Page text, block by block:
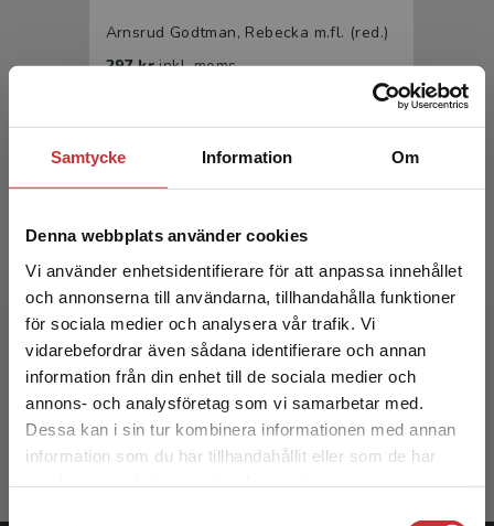
Samtycke Information Om
Denna webbplats använder cookies
Vi använder enhetsidentifierare för att anpassa innehållet
och annonserna till användarna, tillhandahålla funktioner
för sociala medier och analysera vår trafik. Vi
vidarebefordrar även sådana identifierare och annan
information från din enhet till de sociala medier och
annons- och analysföretag som vi samarbetar med.
Dessa kan i sin tur kombinera informationen med annan
information som du har tillhandahållit eller som de har
Begränsad fraktregion
Det verkar som att du besöker
studentlitteratur.se via en enhet utanför Sverige.
Vi erbjuder inte leveranser utanför Sverige. För
Arnsrud Godtman, Rebecka m.fl. (red.)
297 krinkl. moms
Urologi
Arnsrud Godtman, Rebecka m.fl. (red.)
475 krinkl. moms
Exkl. moms: 448 kr